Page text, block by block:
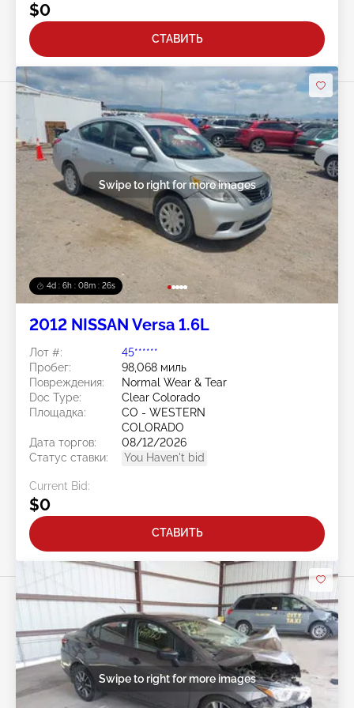
$0
СТАВИТЬ
4d : 6h : 08m : 24s
Swipe to right for more images
2012 NISSAN Versa 1.6L
Лот #:
45******
Пробег:
98,068 миль
Повреждения:
Normal Wear & Tear
Doc Type:
Clear Colorado
Площадка:
CO - WESTERN
COLORADO
Дата торгов:
08/12/2026
Статус ставки:
You Haven't bid
Current Bid:
$0
СТАВИТЬ
Swipe to right for more images